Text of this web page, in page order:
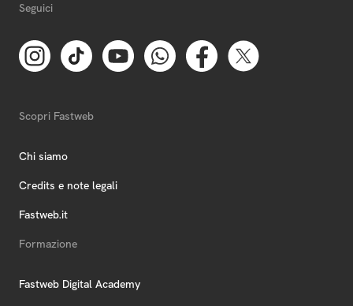
Seguici
Scopri Fastweb
Chi siamo
Credits e note legali
Fastweb.it
Formazione
Fastweb Digital Academy